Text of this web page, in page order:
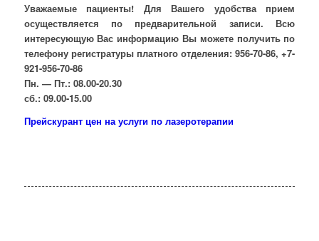
Уважаемые пациенты! Для Вашего удобства прием
осуществляется по предварительной записи. Всю
интересующую Вас информацию Вы можете получить по
телефону регистратуры платного отделения: 956-70-86, +7-
921-956-70-86
Пн. — Пт.: 08.00-20.30
сб.: 09.00-15.00
Прейскурант цен на услуги по лазеротерапии